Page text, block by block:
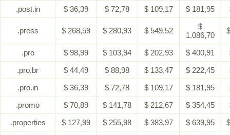
.post.in $ 36,39 $ 72,78 $ 109,17 $ 181,95
.press $ 268,59 $ 280,93 $ 549,52
$
1.086,70
.pro $ 98,99 $ 103,94 $ 202,93 $ 400,91
.pro.br
$ 44,49 $ 88,98 $ 133,47 $ 222,45
.pro.in
$ 36,39 $ 72,78 $ 109,17 $ 181,95
.promo
$ 70,89 $ 141,78 $ 212,67 $ 354,45
.properties
$ 127,99 $ 255,98 $ 383,97 $ 639,95